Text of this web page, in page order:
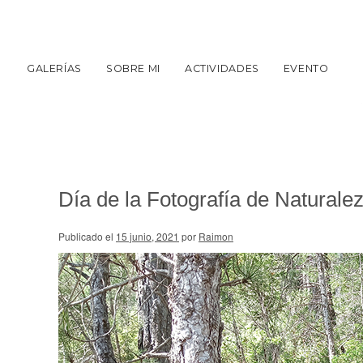
GALERÍAS SOBRE MI ACTIVIDADES EVENTO
Día de la Fotografía de
Publicado el 15 junio, 2021 por Raimon